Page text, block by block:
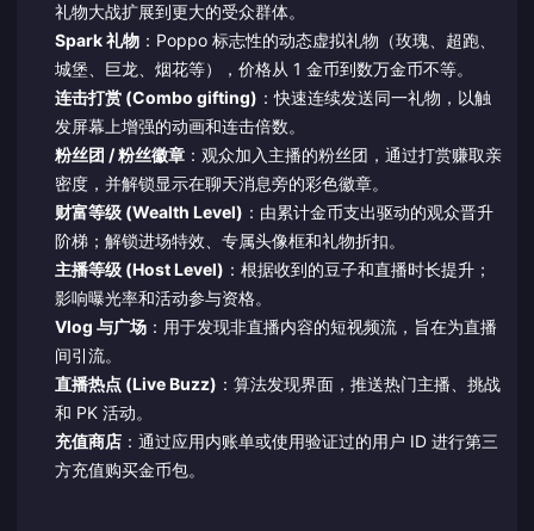
礼物大战扩展到更大的受众群体。
Spark 礼物：Poppo 标志性的动态虚拟礼物（玫瑰、超跑、
城堡、巨龙、烟花等），价格从 1 金币到数万金币不等。
连击打赏 (Combo gifting) ：快速连续发送同一礼物，以触
发屏幕上增强的动画和连击倍数。
粉丝团 / 粉丝徽章：观众加入主播的粉丝团，通过打赏赚取亲
密度，并解锁显示在聊天消息旁的彩色徽章。
财富等级 (Wealth Level) ：由累计金币支出驱动的观众晋升
阶梯；解锁进场特效、专属头像框和礼物折扣。
主播等级 (Host Level) ：根据收到的豆子和直播时长提升；
影响曝光率和活动参与资格。
Vlog 与广场：用于发现非直播内容的短视频流，旨在为直播
间引流。
直播热点 (Live Buzz) ：算法发现界面，推送热门主播、挑战
和 PK 活动。
充值商店：通过应用内账单或使用验证过的用户 ID 进行第三
方充值购买金币包。